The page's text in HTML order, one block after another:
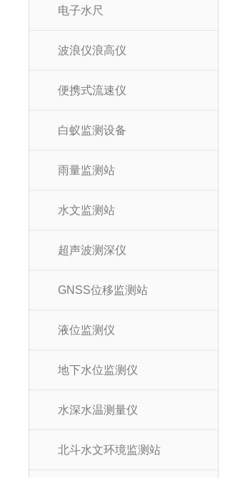
电子水尺
波浪仪浪高仪
便携式流速仪
白蚁监测设备
雨量监测站
水文监测站
超声波测深仪
GNSS位移监测站
液位监测仪
地下水位监测仪
水深水温测量仪
北斗水文环境监测站